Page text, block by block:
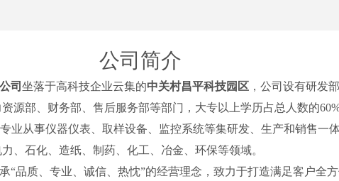
公司简介
司坐落于高科技企业云集的中关村昌平科技园区 ，公司设有研发
源部、财务部、售后服务部等部门，大专以上学历占总人数的
专业从事仪器仪表、取样设备、监控系统等集研发、生产和销售一
、石化、造纸、制药、化工、冶金、环保等领域。
“品质、专业、诚信、热忱”的经营理念，致力于打造满足客户全